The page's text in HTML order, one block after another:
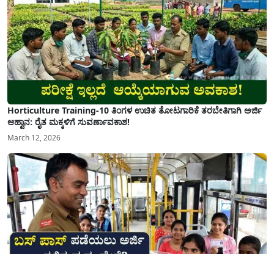
Horticulture Training-10 ತಿಂಗಳ ಉಚಿತ ತೋಟಗಾರಿಕೆ ತರಬೇತಿಗಾಗಿ ಅರ್ಜಿ
ಆಹ್ವಾನ: ರೈತ ಮಕ್ಕಳಿಗೆ ಸುವರ್ಣಾವಕಾಶ!
March 12, 2026